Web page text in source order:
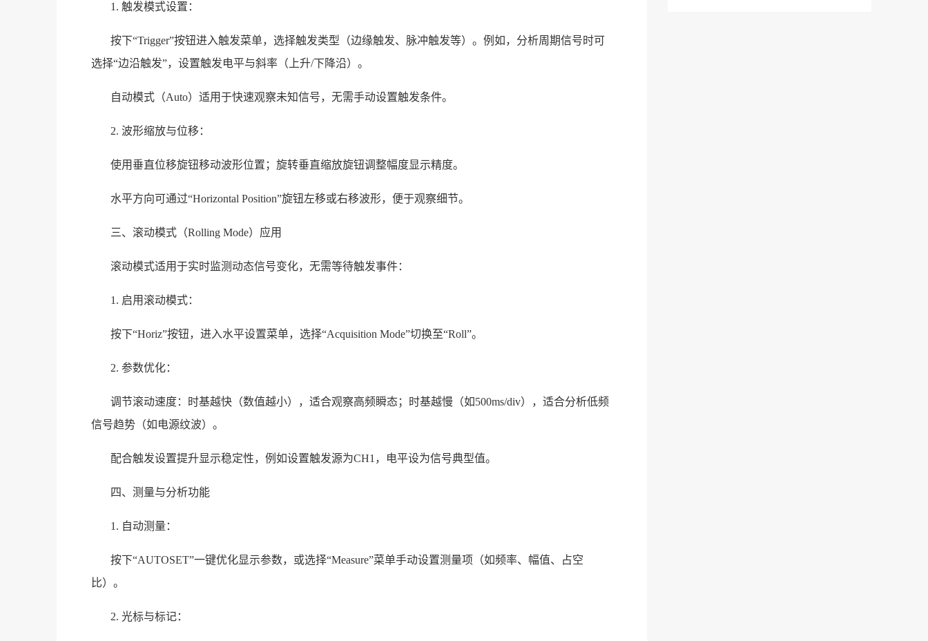
1. 触发模式设置：
按下“Trigger”按钮进入触发菜单，选择触发类型（边缘触发、脉冲触发等）。例如，分析周期信号时可
选择“边沿触发”，设置触发电平与斜率（上升/下降沿）。
自动模式（Auto）适用于快速观察未知信号，无需手动设置触发条件。
2. 波形缩放与位移：
使用垂直位移旋钮移动波形位置；旋转垂直缩放旋钮调整幅度显示精度。
水平方向可通过“Horizontal Position”旋钮左移或右移波形，便于观察细节。
三、滚动模式（Rolling Mode）应用
滚动模式适用于实时监测动态信号变化，无需等待触发事件：
1. 启用滚动模式：
按下“Horiz”按钮，进入水平设置菜单，选择“Acquisition Mode”切换至“Roll”。
2. 参数优化：
调节滚动速度：时基越快（数值越小），适合观察高频瞬态；时基越慢（如500ms/div），适合分析低频
信号趋势（如电源纹波）。
配合触发设置提升显示稳定性，例如设置触发源为CH1，电平设为信号典型值。
四、测量与分析功能
1. 自动测量：
按下“AUTOSET”一键优化显示参数，或选择“Measure”菜单手动设置测量项（如频率、幅值、占空
比）。
2. 光标与标记：